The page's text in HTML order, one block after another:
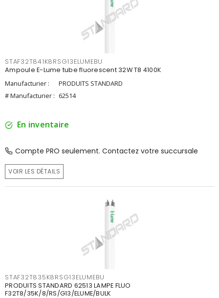
STAF32T841K8RSG13ELUMEBU
Ampoule E-Lume tube fluorescent 32W T8 4100K
Manufacturier :
PRODUITS STANDARD
# Manufacturier : 62514
En inventaire
Compte PRO seulement. Contactez votre succursale
VOIR LES DÉTAILS
STAF32T835K8RSG13ELUMEBU
PRODUITS STANDARD 62513 LAMPE FLUO
F32T8/35K/8/RS/G13/ELUME/BULK